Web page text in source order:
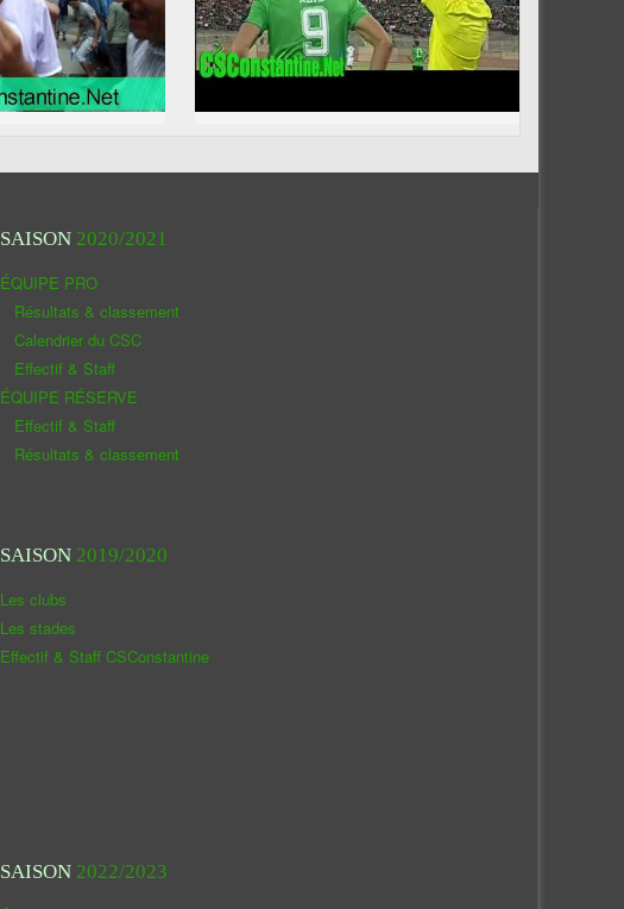
SAISON 2020/2021
ÉQUIPE PRO
Résultats & classement
Calendrier du CSC
Effectif & Staff
ÉQUIPE RÉSERVE
Effectif & Staff
Résultats & classement
SAISON 2019/2020
Les clubs
Les stades
Effectif & Staff CSConstantine
SAISON 2022/2023